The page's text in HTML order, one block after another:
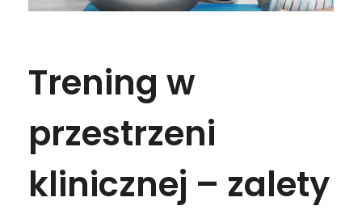
Trening w
przestrzeni
klinicznej – zalety